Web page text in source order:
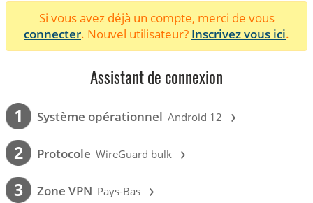
Si vous avez déjà un compte, merci de vous
connecter. Nouvel utilisateur? Inscrivez vous ici.
Assistant de connexion
1 Système opérationnel Android 12 ›
2 Protocole WireGuard bulk ›
3 Zone VPN Pays-Bas ›